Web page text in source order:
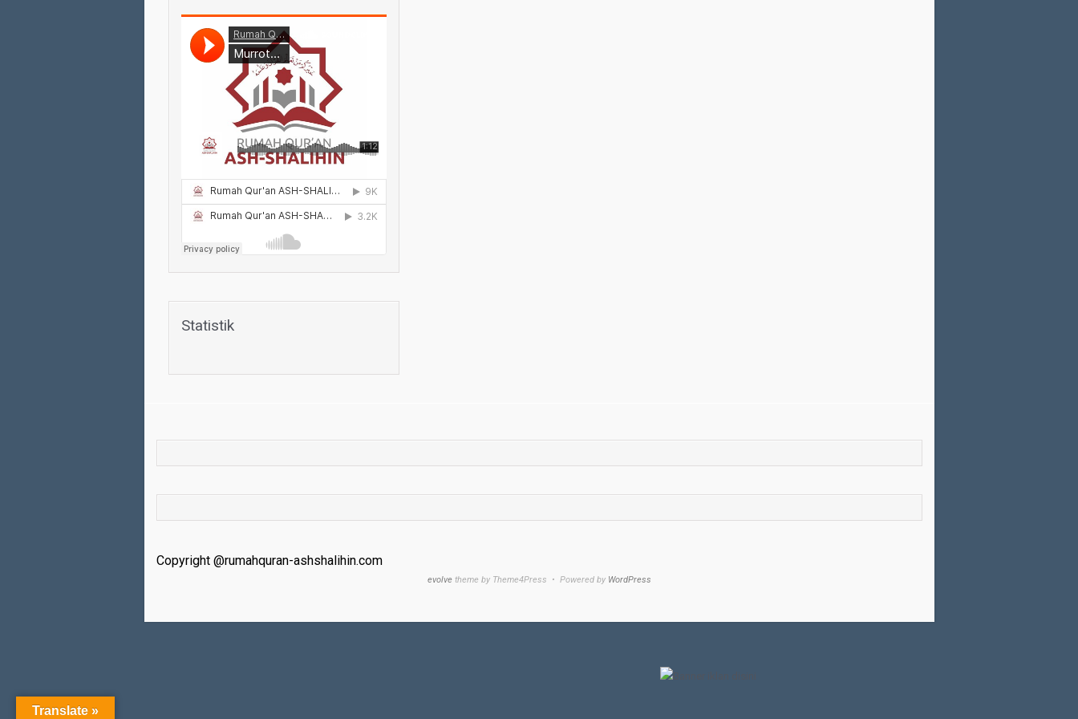
Statistik
Copyright @rumahquran-ashshalihin.com
evolvetheme by Theme4Press • Powered by WordPress
Translate »